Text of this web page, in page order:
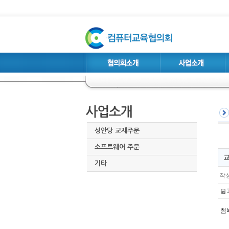
성안당 교재주문
소프트웨어 주문
기타
작
첨